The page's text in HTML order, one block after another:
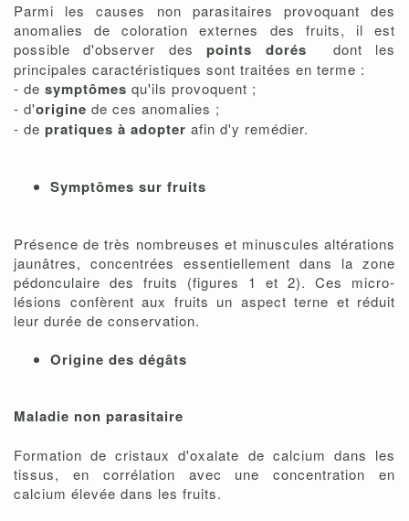
Parmi les causes non parasitaires provoquant des
anomalies de coloration externes des fruits, il est
possible d'observer despoints dorés dont les
principales caractéristiques sont traitées en terme :
- de symptômes qu'ils provoquent ;
- d'origine de ces anomalies ;
- de pratiques à adopter afin d'y remédier.
Symptômes sur fruits
Présence de très nombreuses et minuscules altérations
jaunâtres, concentrées essentiellement dans la zone
pédonculaire des fruits (figures 1 et 2). Ces micro-
lésions confèrent aux fruits un aspect terne et réduit
leur durée de conservation.
Origine des dégâts
Maladie non parasitaire
Formation de cristaux d'oxalate de calcium dans les
tissus, en corrélation avec une concentration en
calcium élevée dans les fruits.